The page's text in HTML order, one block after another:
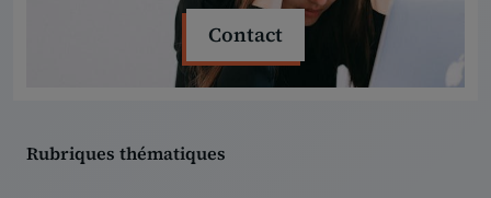
Contact
Rubriques thématiques